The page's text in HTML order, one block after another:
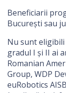
Beneficiarii
București sau
Nu sunt
gradul I și II ai
Romanian
Group, WDP
euRobotics